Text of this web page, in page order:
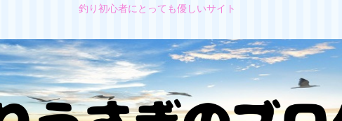
釣り初心者にとっても優しいサイト